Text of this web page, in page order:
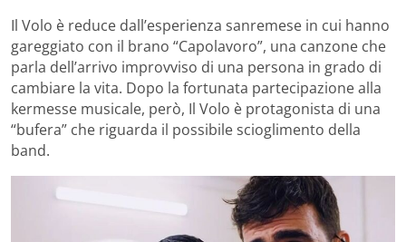
Il Volo è reduce dall’esperienza sanremese in cui hanno
gareggiato con il brano “Capolavoro”, una canzone che
parla dell’arrivo improvviso di una persona in grado di
cambiare la vita. Dopo la fortunata partecipazione alla
kermesse musicale, però, Il Volo è protagonista di una
“bufera” che riguarda il possibile scioglimento della
band.